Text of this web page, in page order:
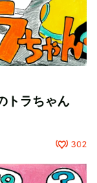
トラちゃん
302